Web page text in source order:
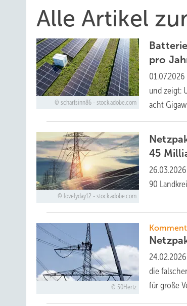
Alle Artikel
scharfsinn86 - stock.adobe.com
pro
01.07.2026
und zeigt:
acht
lovelyday12 - stock.adobe.com
45
26.03.2026
90
50Hertz
24.02.2026
die
für große